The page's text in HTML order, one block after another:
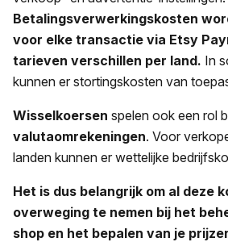
Betalingsverwerkingskosten
voor elke transactie via Etsy
tarieven verschillen per land. In
kunnen er stortingskosten van
Wisselkoersen spelen ook een rol
valutaomrekeningen. Voor
landen kunnen er wettelijke
Het is dus belangrijk om al deze
overweging te nemen bij het
shop en het bepalen van je